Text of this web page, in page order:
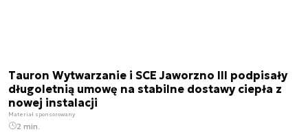
Tauron Wytwarzanie i SCE Jaworzno III podpisały
długoletnią umowę na stabilne dostawy ciepła z
nowej instalacji
Materiał sponsorowany
2 min.